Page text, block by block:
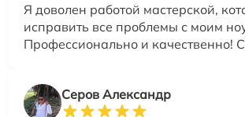
Я доволен работой мастерской,
исправить все проблемы с моим
Профессионально и качественно!
Серов Александр